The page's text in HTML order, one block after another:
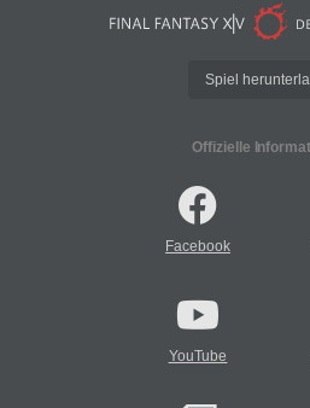
Spiel
Offizielle
Facebook
YouTube